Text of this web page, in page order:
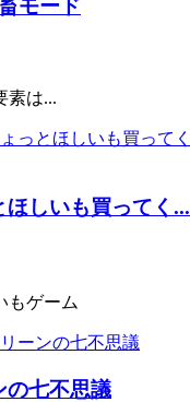
モード
素は...
ほしいも買ってく...
もゲーム
の七不思議